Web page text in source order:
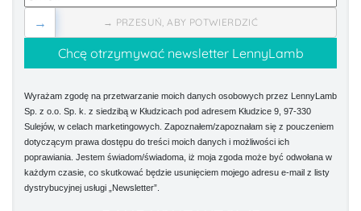
→ PRZESUŃ, ABY POTWIERDZIĆ
→
Wyrażam zgodę na przetwarzanie moich danych osobowych przez LennyLamb
Sp. z o.o. Sp. k. z siedzibą w Kłudzicach pod adresem Kłudzice 9, 97-330
Sulejów, w celach marketingowych. Zapoznałem/zapoznałam się z pouczeniem
dotyczącym prawa dostępu do treści moich danych i możliwości ich
poprawiania. Jestem świadom/świadoma, iż moja zgoda może być odwołana w
każdym czasie, co skutkować będzie usunięciem mojego adresu e-mail z listy
dystrybucyjnej usługi „Newsletter”.